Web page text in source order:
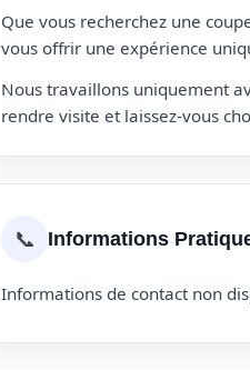
Que vous recherchez une
vous offrir une expérience
Nous travaillons uniquement
rendre visite et laissez-vous
📞 Informations
Informations de contact non